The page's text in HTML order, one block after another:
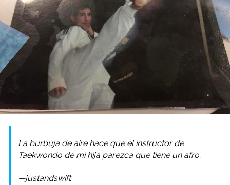
La burbuja de aire hace que el instructor de
Taekwondo de mi hija parezca que tiene un afro.
—justandswift